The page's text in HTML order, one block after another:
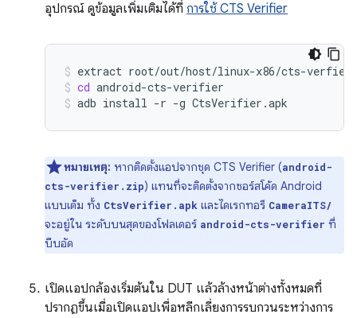
อุปกรณ์ ดูข้อมูลเพิ่มเติมได้ที่ การใช้ CTS Verifier
extract root/out/host/linux-x86/cts-
cd android-cts-verifier
adb install -r -g CtsVerifier.apk
หมายเหตุ: หากติดตั้งแอปจากชุด CTS Verifier (android-
cts-verifier.zip) แทนที่จะติดตั้งจากซอร์สโค้ด Android
แบบเต็ม ทั้ง CtsVerifier.apk และไดเรกทอรี CameraITS/
จะอยู่ใน ระดับบนสุดของโฟลเดอร์ android-cts-verifier ที่
บีบอัด
เปิดแอปกล้องเริ่มต้นใน DUT แล้วล้างหน้าต่างทั้งหมดที่
ปรากฏขึ้นเมื่อเปิดแอปเพื่อหลีกเลี่ยงการรบกวนระหว่างการ